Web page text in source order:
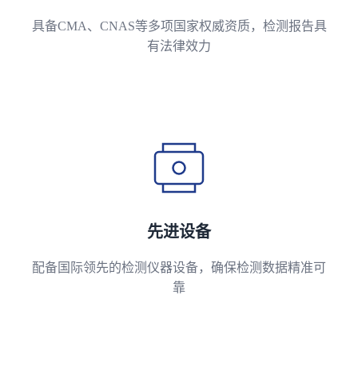
具备CMA、CNAS等多项国家权威资质，检测报告具
有法律效力
先进设备
配备国际领先的检测仪器设备，确保检测数据精准可
靠